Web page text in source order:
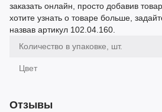
заказать онлайн, просто добавив
хотите узнать о товаре больше,
назвав артикул 102.04.160.
Количество в упаковке, шт.
Цвет
Отзывы